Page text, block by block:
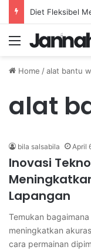
Menu
Home /alat bantu
alat
bila salsabila April
Inovasi
Lapangan
Temukan
meningkatkan
cara permainan